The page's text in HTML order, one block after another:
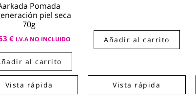
Pomada
piel seca
70g
€ I.V.A NO INCLUIDO
al carrito
Vista rápida
Añadir al carrito
Vista rápida